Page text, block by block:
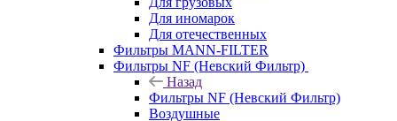
Для иномарок
Для отечественных
Фильтры MANN-FILTER
Фильтры NF (Невский Фильтр)
Назад
Фильтры NF (Невский Фильтр)
Воздушные